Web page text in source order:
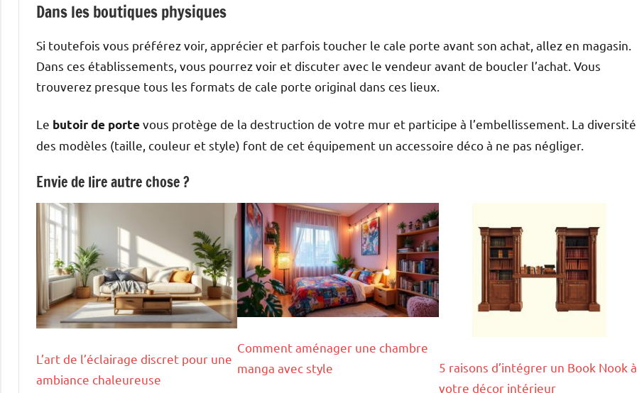
Dans les boutiques physiques
Si toutefois vous préférez voir, apprécier et parfois toucher le cale porte avant son achat, allez en magasin.
Dans ces établissements, vous pourrez voir et discuter avec le vendeur avant de boucler l’achat. Vous
trouverez presque tous les formats de cale porte original dans ces lieux.
Le butoir de portevous protège de la destruction de votre mur et participe à l’embellissement. La diversité
des modèles (taille, couleur et style) font de cet équipement un accessoire déco à ne pas négliger.
Envie de lire autre chose ?
L’art de l’éclairage discret pour une
ambiance chaleureuse
Comment aménager une chambre
manga avec style
5 raisons d’intégrer un Book Nook à
votre décor intérieur